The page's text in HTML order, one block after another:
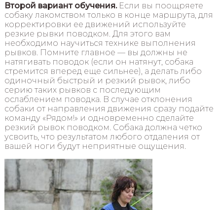
Второй вариант обучения.Если вы поощряете
собаку лакомством только в конце маршрута, для
корректировки ее движений используйте
резкие рывки поводком. Для этого вам
необходимо научиться технике выполнения
рывков. Помните главное — вы должны не
натягивать поводок (если он натянут, собака
стремится вперед еще сильнее), а делать либо
одиночный быстрый и резкий рывок, либо
серию таких рывков с последующим
ослаблением поводка. В случае отклонения
собаки от направления движения сразу подайте
команду «Рядом!» и одновременно сделайте
резкий рывок поводком. Собака должна четко
усвоить, что результатом любого отдаления от
вашей ноги будут неприятные ощущения.